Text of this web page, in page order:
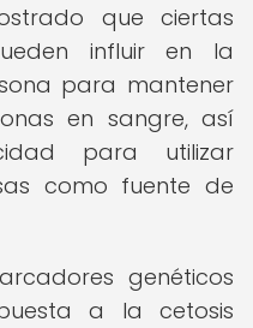
que ciertas
influir en la
para mantener
en sangre, así
para utilizar
como fuente de
genéticos
a la cetosis